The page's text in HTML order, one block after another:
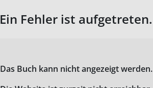
Ein Fehler ist aufgetreten.
Das Buch kann nicht angezeigt werden.